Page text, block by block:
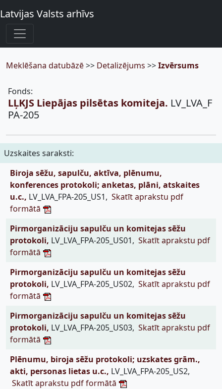
Latvijas Valsts arhīvs
Meklēšana datubāzē>> Detalizējums >>Izvērsums
Fonds:
LĻKJS Liepājas pilsētas komiteja. LV_LVA_F
PA-205
Uzskaites saraksti:
Biroja sēžu, sapulču, aktīva, plēnumu,
konferences protokoli; anketas, plāni, atskaites
u.c., LV_LVA_FPA-205_US1, Skatīt aprakstu pdf
formātā
Pirmorganizāciju sapulču un komitejas sēžu
protokoli, LV_LVA_FPA-205_US01, Skatīt aprakstu pdf
formātā
Pirmorganizāciju sapulču un komitejas sēžu
protokoli, LV_LVA_FPA-205_US02, Skatīt aprakstu pdf
formātā
Pirmorganizāciju sapulču un komitejas sēžu
protokoli, LV_LVA_FPA-205_US03, Skatīt aprakstu pdf
formātā
Plēnumu, biroja sēžu protokoli; uzskates grām.,
akti, personas lietas u.c., LV_LVA_FPA-205_US2,
Skatīt aprakstu pdf formātā